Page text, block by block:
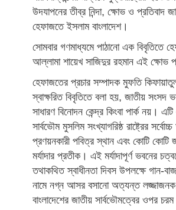
উদযাপনের তীব্র নিন্দা, ক্ষোভ ও প্রতিবাদ
হেফাজতে ইসলাম বাংলাদেশ।
সোমবার গণমাধ্যমে পাঠানো এক বিবৃতিতে
আল্লামা শায়েখ সাজিদুর রহমান এই ক্ষোভ
হেফাজতের প্রচার সম্পাদক মুফতি
স্বাক্ষরিত বিবৃতিতে বলা হয়, জাতীয় সংসদ
সাধারণ বিনোদন কেন্দ্র কিংবা পার্ক নয়।
সার্বভৌম মুসলিম সংখ্যাগরিষ্ঠ রাষ্ট্রের
প্রণয়নকারী পবিত্র স্থান এবং কোটি কোটি
মর্যাদার প্রতীক। এই মর্যাদাপূর্ণ ভবনের
তথাকথিত স্বাধীনতা দিবস উপলক্ষে গান-
নামে নগ্ন আসর বসানো অত্যন্ত
বাংলাদেশের জাতীয় সার্বভৌমত্বের ওপর